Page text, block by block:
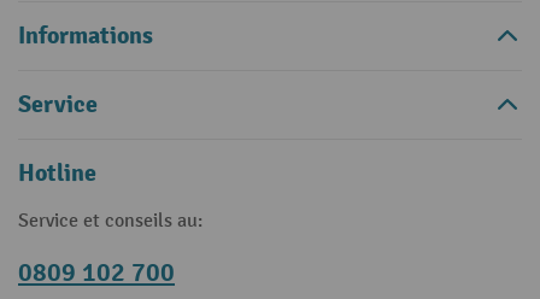
Informations
Service
Hotline
Service et conseils au:
0809 102 700